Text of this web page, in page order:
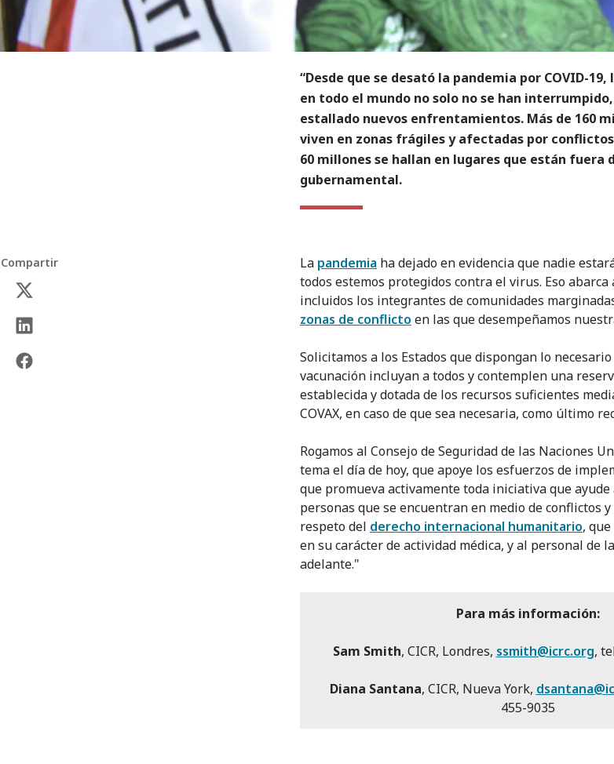
“Desde que se desató la pandemia por COVID-
en todo el mundo no solo no se han
estallado nuevos enfrentamientos. Más de 160
viven en zonas frágiles y afectadas por
60 millones se hallan en lugares que están fuera
gubernamental.
Compartir La pandemia ha dejado en evidencia que nadie
todos estemos protegidos contra el virus. Eso abarca
incluidos los integrantes de comunidades
zonas de conflicto en las que desempeñamos
Solicitamos a los Estados que dispongan lo
vacunación incluyan a todos y contemplen una
establecida y dotada de los recursos suficientes
COVAX, en caso de que sea necesaria, como último
Rogamos al Consejo de Seguridad de las Naciones
tema el día de hoy, que apoye los esfuerzos de
que promueva activamente toda iniciativa que
personas que se encuentran en medio de conflictos
respeto del derecho internacional humanitario,
en su carácter de actividad médica, y al personal de
adelante."
Para más información:
Sam Smith, CICR, Londres, ssmith@icrc.org,
Diana Santana, CICR, Nueva York,
455-9035